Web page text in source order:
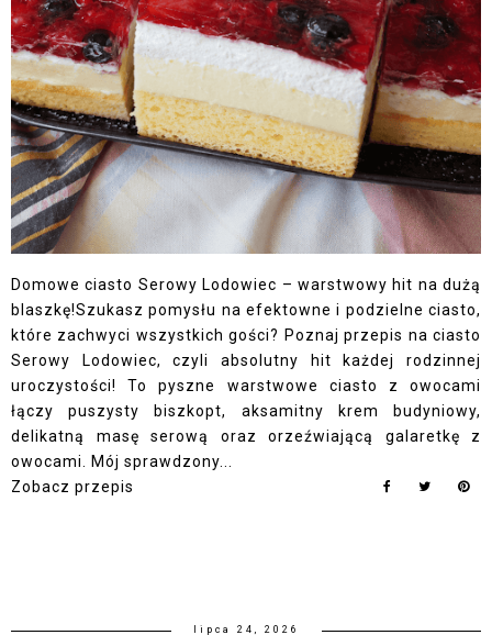
Domowe ciasto Serowy Lodowiec – warstwowy hit na dużą
blaszkę!Szukasz pomysłu na efektowne i podzielne ciasto,
które zachwyci wszystkich gości? Poznaj przepis na ciasto
Serowy Lodowiec, czyli absolutny hit każdej rodzinnej
uroczystości! To pyszne warstwowe ciasto z owocami
łączy puszysty biszkopt, aksamitny krem budyniowy,
delikatną masę serową oraz orzeźwiającą galaretkę z
owocami. Mój sprawdzony...
Zobacz przepis
lipca 24, 2026